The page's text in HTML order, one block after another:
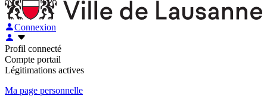
Connexion
Profil connecté
Compte portail
Légitimations actives
Ma page personnelle